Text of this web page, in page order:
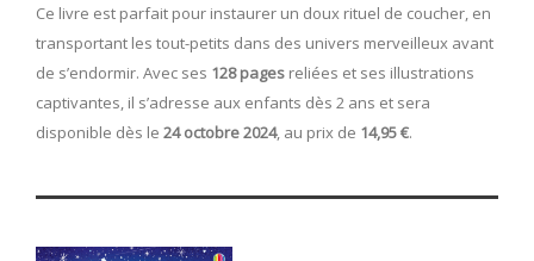
Ce livre est parfait pour instaurer un doux rituel de coucher, en
transportant les tout-petits dans des univers merveilleux avant
de s’endormir. Avec ses 128 pages reliées et ses illustrations
captivantes, il s’adresse aux enfants dès 2 ans et sera
disponible dès le 24 octobre 2024, au prix de 14,95 €.